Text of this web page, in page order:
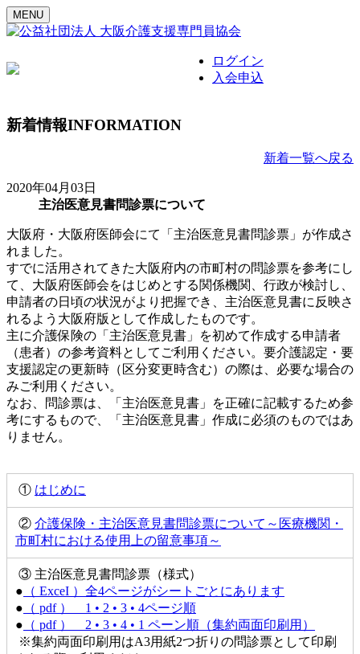
MENU
ログイン
入会申込
新着情報INFORMATION
新着一覧へ戻る
2020年04月03日
主治医意見書問診票について
大阪府・大阪府医師会にて「主治医意見書問診票」が作成さ
れました。
すでに活用されてきた大阪府内の市町村の問診票を参考にし
て、大阪府医師会をはじめとする関係機関、行政が検討し、
申請者の日頃の状況がより把握でき、主治医意見書に反映さ
れるよう大阪府版として作成したものです。
主に介護保険の「主治医意見書」を初めて作成する申請者
（患者）の参考資料としてご利用ください。要介護認定・要
支援認定の更新時（区分変更時含む）の際は、必要な場合の
みご利用ください。
なお、問診票は、「主治医意見書」を正確に記載するため参
考にするもので、「主治医意見書」作成に必須のものではあ
りません。
① はじめに
② 介護保険・主治医意見書問診票について～医療機関・
市町村における使用上の留意事項～
③ 主治医意見書問診票（様式）
● （ ExceI ）全4ページがシートごとにあります
● （ pdf ） 1 • 2 • 3 • 4ページ順
● （ pdf ） 2 • 3 • 4 • 1 ペーン順（集約両面印刷用）
※集約両面印刷用はA3用紙2つ折りの問診票として印刷